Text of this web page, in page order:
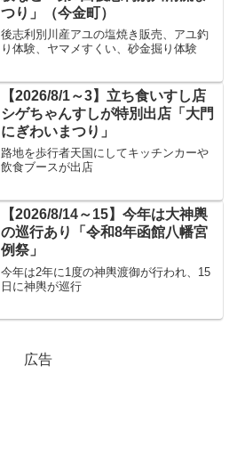
つり」（今金町）
後志利別川産アユの塩焼き販売、アユ釣
り体験、ヤマメすくい、砂金掘り体験
【2026/8/1～3】立ち食いすし店
シゲちゃんすしが特別出店「大門
にぎわいまつり」
路地を歩行者天国にしてキッチンカーや
飲食ブースが出店
【2026/8/14～15】今年は大神輿
の巡行あり「令和8年函館八幡宮
例祭」
今年は2年に1度の神輿渡御が行われ、15
日に神輿が巡行
広告